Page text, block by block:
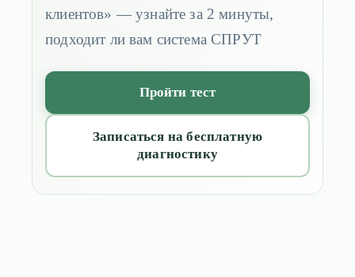
клиентов» — узнайте за 2 минуты,
подходит ли вам система СПРУТ
Пройти тест
Записаться на бесплатную
диагностику